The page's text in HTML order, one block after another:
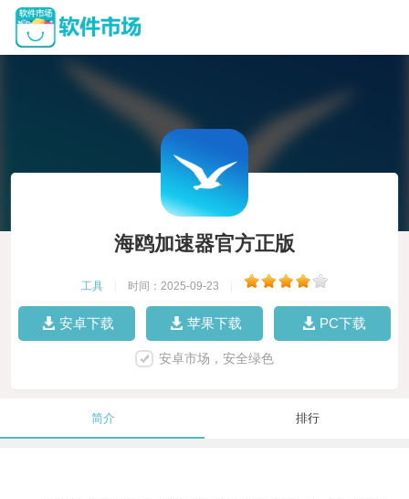
海鸥加速器官方正版
工具 时间：2025-09-23
安卓下载 苹果下载 PC下载
安卓市场，安全绿色
简介 排行